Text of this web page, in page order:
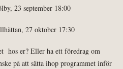
23 september 18:00
27 oktober 17:30
hos er? Eller ha ett föredrag om
på att sätta ihop programmet inför